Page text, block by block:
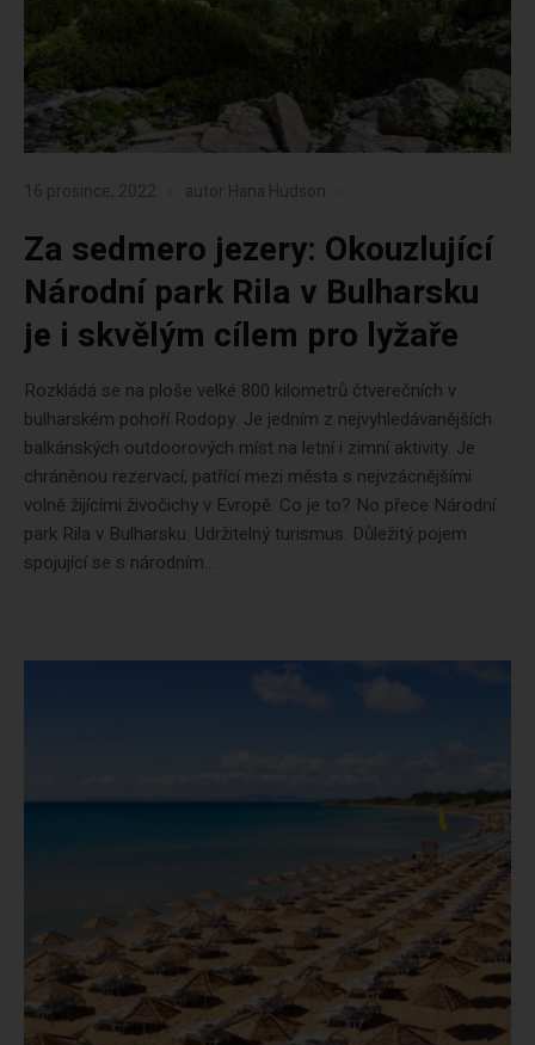
16 prosince, 2022 autor Hana Hudson
Za sedmero jezery: Okouzlující
Národní park Rila v Bulharsku
je i skvělým cílem pro lyžaře
Rozkládá se na ploše velké 800 kilometrů čtverečních v
bulharském pohoří Rodopy. Je jedním z nejvyhledávanějších
balkánských outdoorových míst na letní i zimní aktivity. Je
chráněnou rezervací, patřící mezi města s nejvzácnějšími
volně žijícími živočichy v Evropě. Co je to? No přece Národní
park Rila v Bulharsku. Udržitelný turismus. Důležitý pojem
spojující se s národním...